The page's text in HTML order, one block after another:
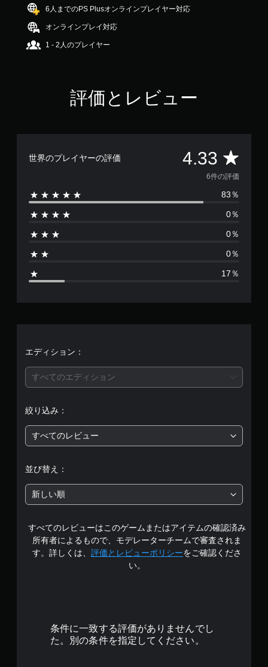
3
で
す
6人までのPS Plusオンラインプレイヤー対応
オンラインプレイ対応
1 - 2人のプレイヤー
評価とレビュー
世界のプレイヤーの評価 4.33 評
価
数
は
、
段
階
の
4
.
3
6件の評価
83％
0％
0％
0％
17％
エディション：
すべてのエディション
絞り込み：
すべてのレビュー
並び替え：
新しい順
すべてのレビューはこのゲームまたはアイテムの確認済み
所有者によるもので、モデレーターチームで審査されま
す。詳しくは、 評価とレビューポリシーをご確認くださ
い。
条件に一致する評価がありませんでし
た。別の条件を指定してください。